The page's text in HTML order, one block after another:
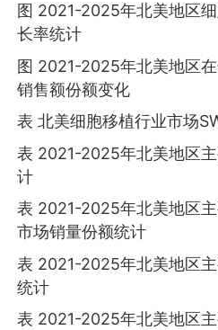
图 2021-2025年北美地区
长率统计
图 2021-2025年北美地区
销售额份额变化
表 北美细胞移植行业市场
表 2021-2025年北美地区
计
表 2021-2025年北美地区
市场销量份额统计
表 2021-2025年北美地区
统计
表 2021-2025年北美地区